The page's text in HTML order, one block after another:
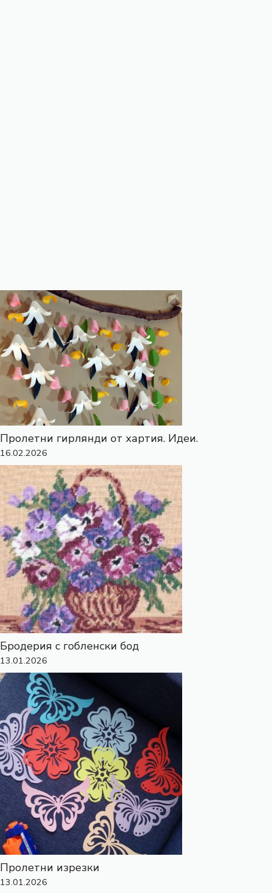
Пролетни гирлянди от хартия. Идеи.
16.02.2026
Бродерия с гобленски бод
13.01.2026
Пролетни изрезки
13.01.2026